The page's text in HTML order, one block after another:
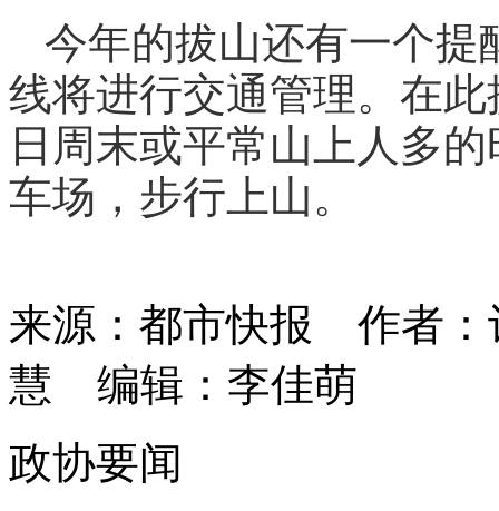
今年的拔山还有一个提
线将进行交通管理。在
日周末或平常山上人多
车场，步行上山。
来源：都市快报 作者：
慧 编辑：李佳萌
政协要闻